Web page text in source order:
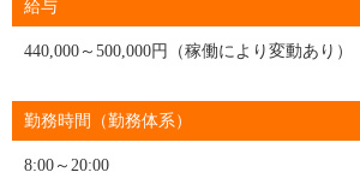
給与
440,000～500,000円（稼働により変動あり）
勤務時間（勤務体系）
8:00～20:00